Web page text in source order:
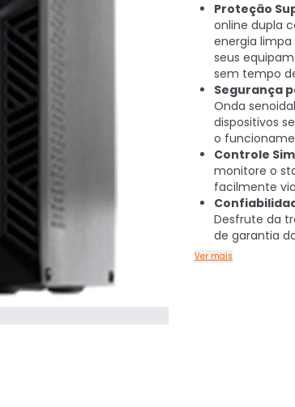
Proteção
online dupla
energia
seus
sem tempo
Segurança
Onda
dispositivos
o
Controle
monitore o
facilmente
Desfrute da
de garantia
Ver mais